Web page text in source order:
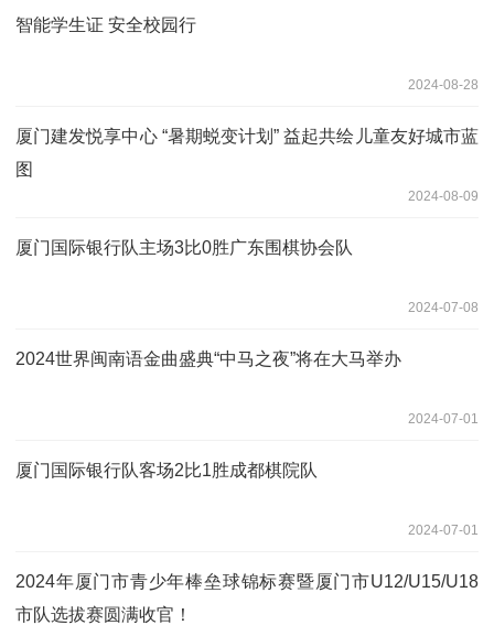
智能学生证 安全校园行
2024-08-28
厦门建发悦享中心 “暑期蜕变计划” 益起共绘儿童友好城市蓝
图
2024-08-09
厦门国际银行队主场3比0胜广东围棋协会队
2024-07-08
2024世界闽南语金曲盛典“中马之夜”将在大马举办
2024-07-01
厦门国际银行队客场2比1胜成都棋院队
2024-07-01
2024年厦门市青少年棒垒球锦标赛暨厦门市U12/U15/U18
市队选拔赛圆满收官！